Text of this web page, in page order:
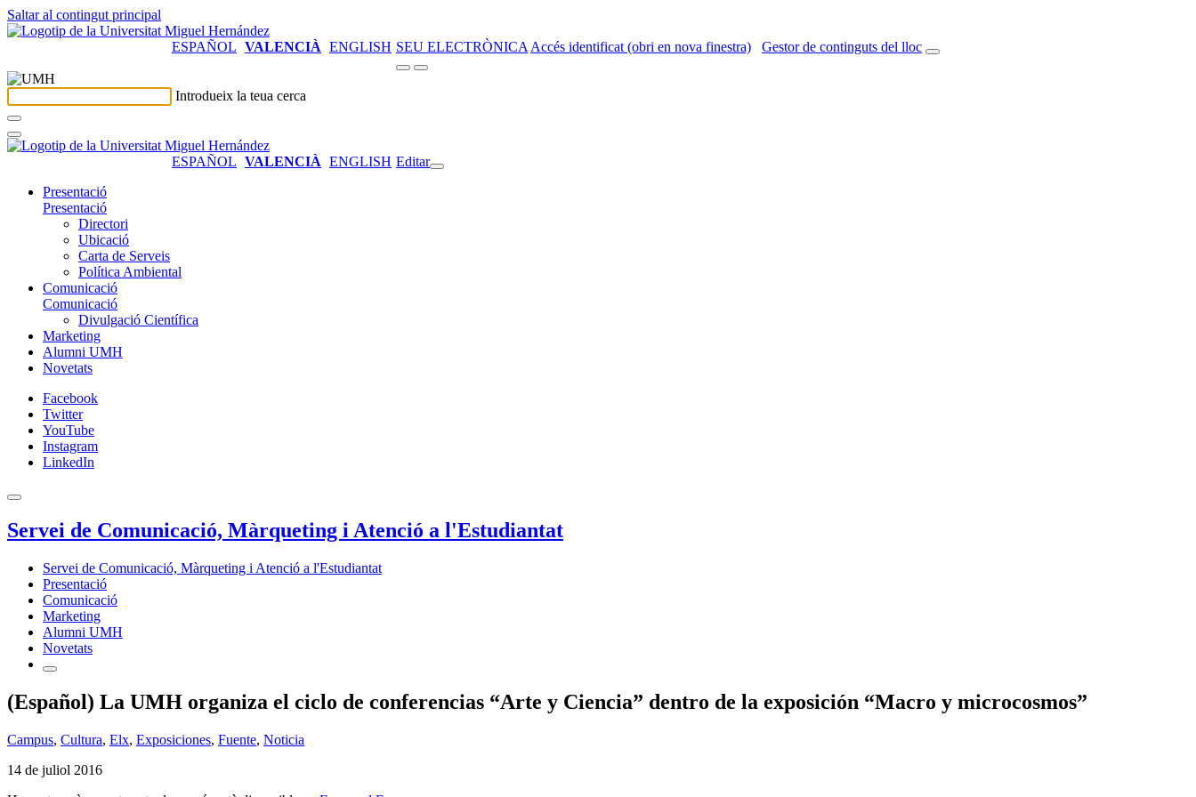
Saltar al contingut principal
ESPAÑOL VALENCIÀ ENGLISH SEU ELECTRÒNICA Accés identificat (obri en nova finestra) Gestor de continguts del lloc
Introdueix la teua cerca
ESPAÑOL VALENCIÀ ENGLISH Editar
Presentació
Presentació
Directori
Ubicació
Carta de Serveis
Política Ambiental
Comunicació
Comunicació
Divulgació Científica
Marketing
Alumni UMH
Novetats
Facebook
Twitter
YouTube
Instagram
LinkedIn
Servei de Comunicació, Màrqueting i Atenció a l'Estudiantat
Servei de Comunicació, Màrqueting i Atenció a l'Estudiantat
Presentació
Comunicació
Marketing
Alumni UMH
Novetats
(Español) La UMH organiza el ciclo de conferencias “Arte y Ciencia” dentro de la exposición “Macro y microcosmos”
Campus, Cultura, Elx, Exposiciones, Fuente, Noticia
14 de juliol 2016